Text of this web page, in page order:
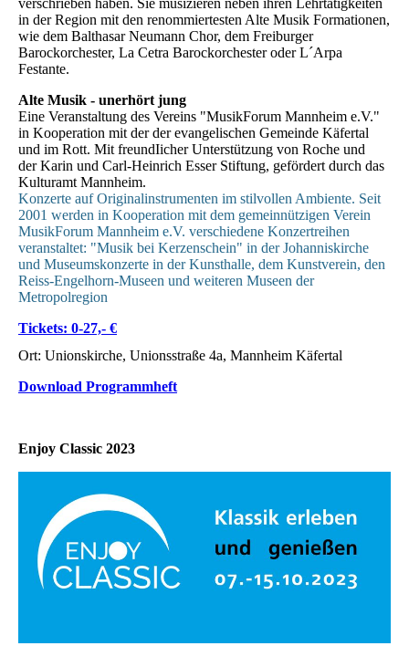
verschrieben haben. Sie musizieren neben ihren Lehrtätigkeiten
in der Region mit den renommiertesten Alte Musik Formationen,
wie dem Balthasar Neumann Chor, dem Freiburger
Barockorchester, La Cetra Barockorchester oder L´Arpa
Festante.
Alte Musik - unerhört jung
Eine Veranstaltung des Vereins "MusikForum Mannheim e.V."
in Kooperation mit der der evangelischen Gemeinde Käfertal
und im Rott. Mit freundIicher Unterstützung von Roche und
der Karin und Carl-Heinrich Esser Stiftung, gefördert durch das
Kulturamt Mannheim.
Konzerte auf Originalinstrumenten im stilvollen Ambiente. Seit
2001 werden in Kooperation mit dem gemeinnützigen Verein
MusikForum Mannheim e.V. verschiedene Konzertreihen
veranstaltet: "Musik bei Kerzenschein" in der Johanniskirche
und Museumskonzerte in der Kunsthalle, dem Kunstverein, den
Reiss-Engelhorn-Museen und weiteren Museen der
Metropolregion
Tickets: 0-27,- €
Ort: Unionskirche, Unionsstraße 4a, Mannheim Käfertal
Download Programmheft
Enjoy Classic 2023